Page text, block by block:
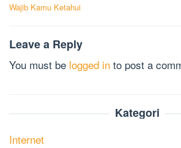
Wajib Kamu Ketahui
Leave a Reply
You must be logged in to post a
Kategori
Internet